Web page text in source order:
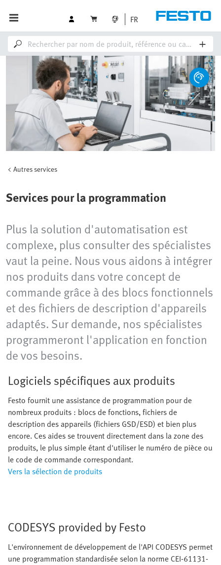
FR
Autres services
Services pour la programmation
Plus la solution d'automatisation est
complexe, plus consulter des spécialistes
vaut la peine. Nous vous aidons à intégrer
nos produits dans votre concept de
commande grâce à des blocs fonctionnels
et des fichiers de description d'appareils
adaptés. Sur demande, nos spécialistes
programmeront l'application en fonction
de vos besoins.
Logiciels spécifiques aux produits
Festo fournit une assistance de programmation pour de
nombreux produits : blocs de fonctions, fichiers de
description des appareils (fichiers GSD/ESD) et bien plus
encore. Ces aides se trouvent directement dans la zone des
produits, le plus simple étant d'utiliser le numéro de pièce ou
le code de commande correspondant.
Vers la sélection de produits
CODESYS provided by Festo
L'environnement de développement de l'API CODESYS permet
une programmation standardisée selon la norme CEI-61131-